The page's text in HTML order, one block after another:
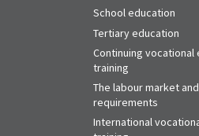
School education
Tertiary education
Continuing vocational
training
The labour market
requirements
International